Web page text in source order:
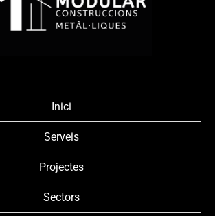
Inici
Serveis
Projectes
Sectors